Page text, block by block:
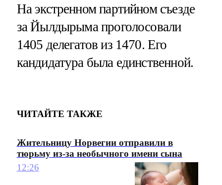
На экстренном партийном съезде
за Йылдырыма проголосовали
1405 делегатов из 1470. Его
кандидатура была единственной.
ЧИТАЙТЕ ТАКЖЕ
Жительницу Норвегии отправили в
тюрьму из-за необычного имени сына
12:26